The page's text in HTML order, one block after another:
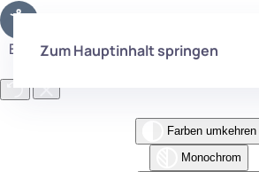
Eingabehilfen öffnen
Farben umkehren
Monochrom
Zum Hauptinhalt springen